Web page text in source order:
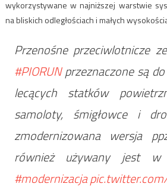
wykorzystywane w najniższej warstwie
na bliskich odległościach i małych
Przenośne przeciwlotnicze
#PIORUNprzeznaczone są
lecących statków
samoloty, śmigłowce i
zmodernizowana wersja
również używany jest w
#modernizacja